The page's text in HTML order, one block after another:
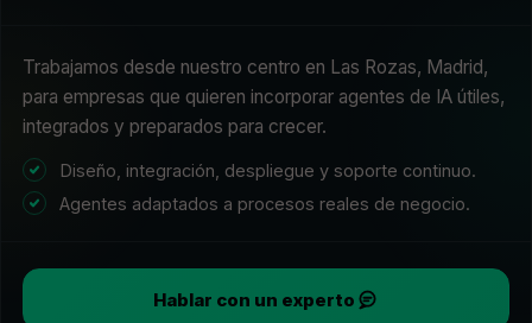
Trabajamos desde nuestro centro en Las Rozas, Madrid,
para empresas que quieren incorporar agentes de IA útiles,
integrados y preparados para crecer.
Diseño, integración, despliegue y soporte continuo.
Agentes adaptados a procesos reales de negocio.
Hablar con un experto